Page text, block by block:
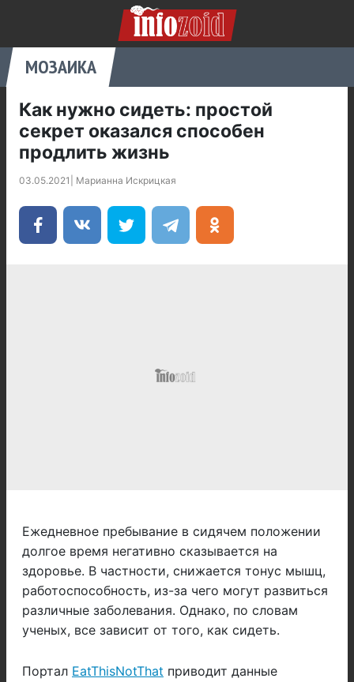
МОЗАИКА
Как нужно сидеть: простой
секрет оказался способен
продлить жизнь
03.05.2021 Марианна Искрицкая
Ежедневное пребывание в сидячем положении
долгое время негативно сказывается на
здоровье. В частности, снижается тонус мышц,
работоспособность, из-за чего могут развиться
различные заболевания. Однако, по словам
ученых, все зависит от того, как сидеть.
Портал EatThisNotThat приводит данные